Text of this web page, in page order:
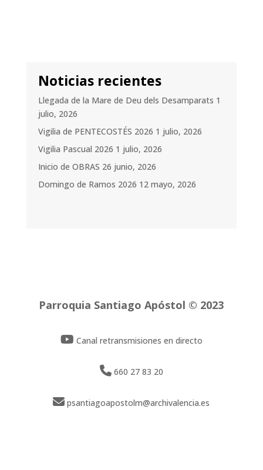
Noticias recientes
Llegada de la Mare de Deu dels Desamparats 1
julio, 2026
Vigilia de PENTECOSTÉS 2026 1 julio, 2026
Vigilia Pascual 2026 1 julio, 2026
Inicio de OBRAS 26 junio, 2026
Domingo de Ramos 2026 12 mayo, 2026
Parroquia Santiago Apóstol © 2023
Canal retransmisiones en directo
660 27 83 20
psantiagoapostolm@archivalencia.es